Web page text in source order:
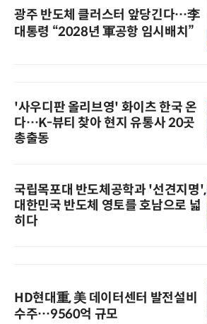
광주 반도체 클러스터 앞당긴다…李
대통령 “2028년 軍공항 임시배치”
'사우디판 올리브영' 화이츠 한국 온
다…K-뷰티 찾아 현지 유통사 20곳
총출동
국립목포대 반도체공학과 '선견지명',
대한민국 반도체 영토를 호남으로 넓
히다
HD현대重, 美 데이터센터 발전설비
수주…9560억 규모